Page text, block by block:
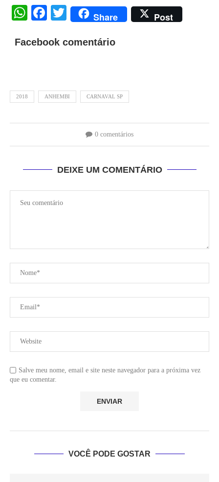
WhatsApp
Facebook
Twitter
Share Post
Facebook comentário
2018 ANHEMBI CARNAVAL SP
0 comentários
DEIXE UM COMENTÁRIO
Salve meu nome, email e site neste navegador para a próxima vez
que eu comentar.
VOCÊ PODE GOSTAR